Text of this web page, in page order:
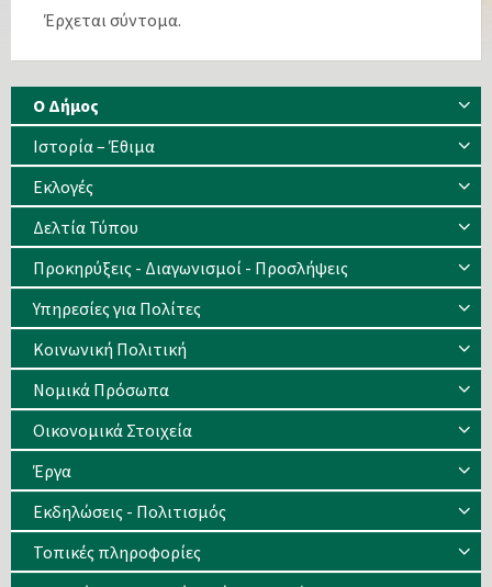
Έρχεται σύντομα.
Ο Δήμος
Ιστορία – Έθιμα
Eκλογές
Δελτία Τύπου
Προκηρύξεις - Διαγωνισμοί - Προσλήψεις
Υπηρεσίες για Πολίτες
Κοινωνική Πολιτική
Νομικά Πρόσωπα
Οικονομικά Στοιχεία
Έργα
Εκδηλώσεις - Πολιτισμός
Τοπικές πληροφορίες